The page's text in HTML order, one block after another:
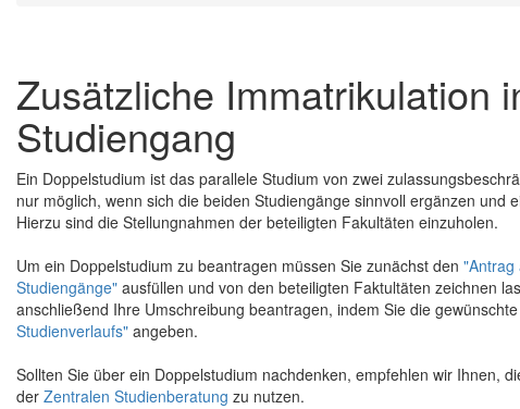
Zusätzliche Immatrikulation
Studiengang
Ein Doppelstudium ist das parallele Studium von zwei
nur möglich, wenn sich die beiden Studiengänge sinnvoll ergänzen und
Hierzu sind die Stellungnahmen der beteiligten Fakultäten einzuholen.
Um ein Doppelstudium zu beantragen müssen Sie zunächst den "Antrag
Studiengänge" ausfüllen und von den beteiligten Faktultäten zeichnen
anschließend Ihre Umschreibung beantragen, indem Sie die
Studienverlaufs" angeben.
Sollten Sie über ein Doppelstudium nachdenken, empfehlen wir Ihnen,
der Zentralen Studienberatung zu nutzen.